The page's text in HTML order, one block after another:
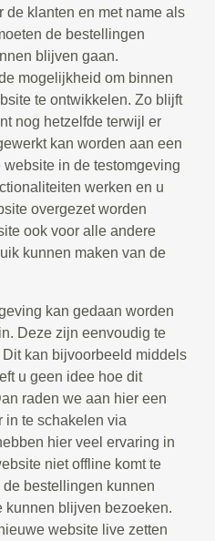
klanten en met name als
de bestellingen
blijven gaan.
mogelijkheid om binnen
te ontwikkelen. Zo blijft
nog hetzelfde terwijl er
kan worden aan een
in de testomgeving
werken en u
overgezet worden
ook voor alle andere
kunnen maken van de
kan gedaan worden
Deze zijn eenvoudig te
kan bijvoorbeeld middels
u geen idee hoe dit
raden we aan hier een
in te schakelen via
hier veel ervaring in
niet offline komt te
bestellingen kunnen
kunnen blijven bezoeken.
website live zetten